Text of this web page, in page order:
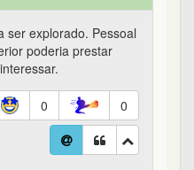
ser explorado. Pessoal
poderia prestar
0 0